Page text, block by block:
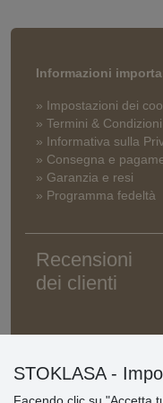
Informazioni
» Impostazioni dei
» Termini & Condizioni
» Informativa sulla
» Consegna e
» Garanzia e resi
» Programma fedeltà
Recensioni
dei clienti
STOKLASA -